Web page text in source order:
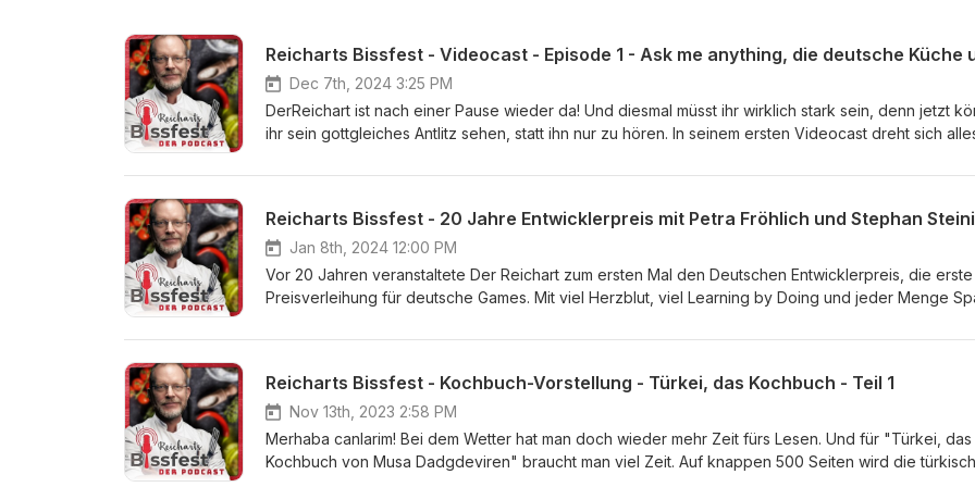
Dec 7th, 2024 3:25 PM
DerReichart ist nach einer Pause wieder da! Und diesmal müsst ihr wirklich stark sein, denn jetzt
ihr sein gottgleiches Antlitz sehen, statt ihn nur zu hören. In seinem ersten Videocast dreht sich
Finale sogar auf eure Sorgen und Nöte ein. Viel Spaß mit der ersten Folge von "Reicharts Bissfest
Jan 8th, 2024 12:00 PM
Vor 20 Jahren veranstaltete Der Reichart zum ersten Mal den Deutschen Entwicklerpreis, die erste
Preisverleihung für deutsche Games. Mit viel Herzblut, viel Learning by Doing und jeder Menge
Games in Deutschland. Veranstaltete Stephan den Preis von 2003 bis 2017 noch selbst, findet der
Games.NRW statt. Um auf die bewegten letzten 20 Jahre zurückzublicken, hat sich Stephan mit
Fröhlich (Chefredakteurin/Inhaberin des Branchenmagazins www.gameswirtschaft.de) und Stephan
Steininger (Chefredakteur des Branchenmagazins www.gamesmarkt.de) zwei Wegbegleiter der
Stunde in den Podcast eingeladen. Viel Spaß beim Zuhören und Erinnern an 20 Jahre Deutscher
Reicharts Bissfest - Kochbuch-Vorstellung - Türkei, das Kochbuch - Teil 1
Nov 13th, 2023 2:58 PM
Merhaba canlarim! Bei dem Wetter hat man doch wieder mehr Zeit fürs Lesen. Und für "Türkei, das
Kochbuch von Musa Dadgdeviren" braucht man viel Zeit. Auf knappen 500 Seiten wird die